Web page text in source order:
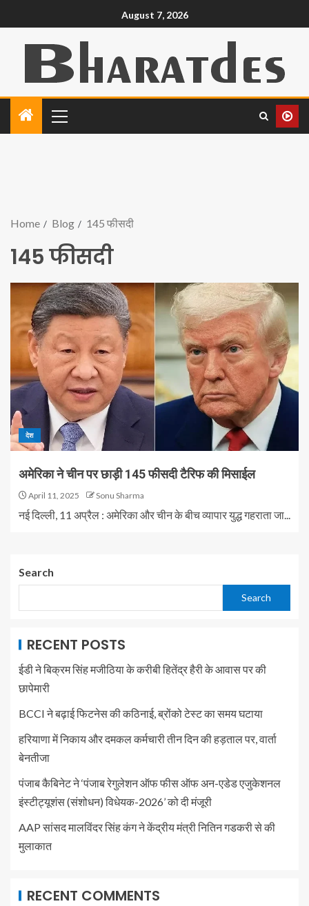
August 7, 2026
Home Blog 145 फीसदी
145 फीसदी
देश
अमेरिका ने चीन पर छाड़ी 145 फीसदी टैरिफ की मिसाईल
April 11, 2025 Sonu Sharma
नई दिल्ली, 11 अप्रैल : अमेरिका और चीन के बीच व्यापार युद्ध गहराता जा...
Search
Search
RECENT POSTS
ईडी ने बिक्रम सिंह मजीठिया के करीबी हितेंद्र हैरी के आवास पर की
छापेमारी
BCCI ने बढ़ाई फिटनेस की कठिनाई, ब्रोंको टेस्ट का समय घटाया
हरियाणा में निकाय और दमकल कर्मचारी तीन दिन की हड़ताल पर, वार्ता
बेनतीजा
पंजाब कैबिनेट ने ‘पंजाब रेगुलेशन ऑफ फीस ऑफ अन-एडेड एजुकेशनल
इंस्टीट्यूशंस (संशोधन) विधेयक-2026’ को दी मंजूरी
AAP सांसद मालविंदर सिंह कंग ने केंद्रीय मंत्री नितिन गडकरी से की
मुलाकात
RECENT COMMENTS